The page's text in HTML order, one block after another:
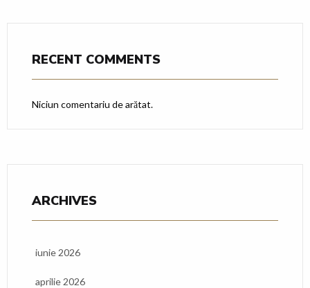
RECENT COMMENTS
Niciun comentariu de arătat.
ARCHIVES
iunie 2026
aprilie 2026